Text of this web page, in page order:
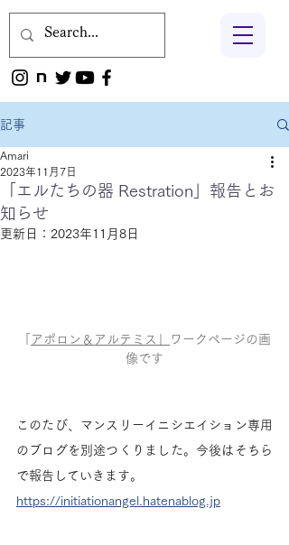
記事
「エルたちの器 Restration」報告とお
知らせ
Amari
2023年11月7日
更新日： 2023年11月8日
アポロン＆アルテミス」
ワークページの画
像です
このたび、マンスリーイニシエイション専用
のブログを別途つくりました。今後はそちら
で報告していきます。
https://initiationangel.hatenablog.jp